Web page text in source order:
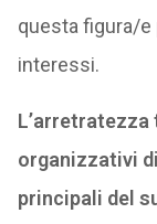
questa figura/e
interessi.
organizzativi
principali del